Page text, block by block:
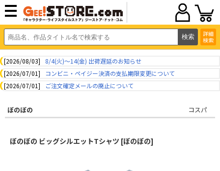
詳細
検索
[2026/08/03]
8/4(火)～14(金) 出荷遅延のお知らせ
[2026/07/01]
コンビニ・ペイジー決済の支払期限変更について
[2026/07/01]
ご注文確定メールの廃止について
ぼのぼの コスパ
ぼのぼの ビッグシルエットTシャツ [ぼのぼの]